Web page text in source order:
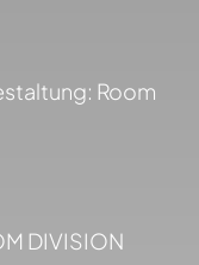
Room
DIVISION